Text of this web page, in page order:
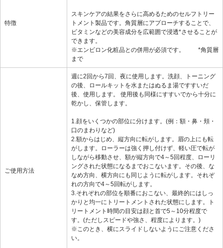
特徴
スキンケアの結果をさらに高めるためのセルフトリー
トメント製品です。角質層にアプローチすることで、
ビタミンなどの美容成分を広範囲で浸透*させることが
できます。
※エンビロン化粧品との併用が必須です。 *角質層
まで
ご使用方法
週に2回から7回、夜に使用します。洗顔、トーニング
の後、ロールキットを水またはぬるま湯ですすいだ
後、使用します。 使用後も同様にすすいでから十分に
乾かし、保管します。
1.顔をいくつかの部位に分けます。(例：額・鼻・頬・
口のまわりなど)
2.額からはじめ、縦方向に転がします。眉の上にも転
がします。ローラーは強く押し付けず、軽い圧で転が
しながら移動させ、額が縦方向で4～5回程度、ローリ
ングされた状態になるまでおこないます。その後、な
なめ方向、横方向にも同じように転がします。それぞ
れの方向で4～5回転がします。
3.それぞれの部位を順番におこない、最終的にはしっ
かりと均一にトリートメントされた状態にします。ト
リートメント時間の目安は顔と首で5～10分程度で
す。(ただしスピードや強さ、程度によります。)
※このとき、横にスライドしないようにご注意くださ
い。